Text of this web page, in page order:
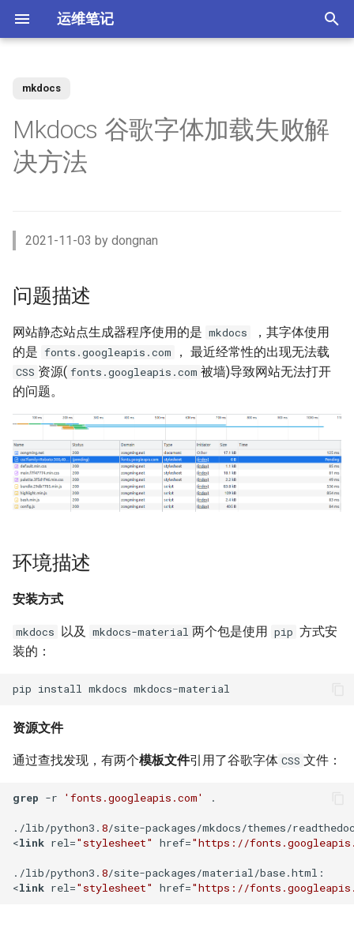
运维笔记
始
化
引
常用软件安装与配
使用 nrm 管理 npm 源
使用 Dify 开发AI应用
创建 AnythingLLM 个人知识
库
使用 DeepSeek-R1 模型写代
码
本地部署 DeepSeek-R1 模型
使用 Docker 部署 ActiveMQ
Docker 如何使用 Socks5 代
如何减少 golang 项目 docker
docker-compose 错误提示 无
法支持的版本
如何找到 Docker 中使用磁盘
最多的容器？
如何更改 Docker 网桥默认的
网段地址？
Docker镜像？
如何使用 Gunicorn 管理
Django 应用？
如何自定义 Django 镜像？
如何添加 php-imap扩展模
存？
如何自定义 Nodejs 镜像？
如何创建 Nodejs 容器？
Docker image 命令
配置 rsyslog 为 iptables 日志
单独写入日志文件
如何设置 ftp 被动模式的
Ansible 使用循环完成重复性
任务
Ansible synchronize 模块
Ansible template 模块
Ansible 文件&拷贝模块
Ansible Playbook 安装
Docker
Ansible 小试牛刀
架?
Nodejs 使用国内 NPM镜像站
Nodejs 包管理器 NPM
mpstat 命令
jar 命令
sed 命令
件
Kubernetes Ingress IP白名单
调度
Ingress 配置 SSL证书
Kubernetes 集群-更新证书
Kubernetes 集群-维护节点
Kubernetes 集群-添加节点
Kubernetes 集群-数据备份
Kubernetes 实战-暴露应用
Kubernetes 实战-资源限制
Kubernetes 实战-网络策略
Kubernetes 实战-SVC服务
Kubernetes 实战-机密数据
Kubernetes 实战-数据卷
Kubernetes 实战-PV与PVC
Kubernetes 之搭建NFS服务
环境描述
修改文件
重新编译
验证
修改Docker容器(可选)
项目结构
Dockerfile
参考
XenServer 7 配置MPIO多路
径
XenServer 配置NTP服务
XenServer 配置DNS服务
XenServer删除只有一台主机
的主机池
XenServer 虚拟机安装 guest-
tools
Windows Server 2012R2 配置
Hyper-V
XenServer PV模式导致程序
coredump
XenServer 虚拟机无法识别全
部CPU
统
XenServer 7.0
XenServer 设置虚拟机网络带
动
XenServer 图形方式安装Linux
upstream
Nginx 缓存服务器(番外)定制
Nginx client intended to send
Nginx 反向代理 Tomcat 错误
示例
Nginx 配置 WebSocket
使用
HTTP_X_FORWARDED_FOR
获取客户端IP地址
Nginx limit_rate 限速模块
Nginx 自定义日志
Nginx echo 模块
Nginx if与set指令
Nginx 与 X-Forwarded-For
Nginx 配置泛域名
NFS故障对Nginx服务器的影
Nginx 列出目录中文件
误
如何找到 Redis 中的较大的
发 ERROR 3105 (HY000) 错误
如何使用 Sysbench 对 Mysql
进行压力测试？
Mysql initialization 重新初始
化系统库
Mysql 存储过程
Postgresql使用 pg_dumpall
命令免密码导出数据
Postgresql 备份脚本
式
Mysql 从文本文件导入数据
常用 mongo 命令
MySQL Found invalid event in
binary log
盘空间？
Ubuntu 思维导图软件
Ubuntu系统sublime使用中文
Chrome 浏览器安装
SwitchyOmega插件
Ubuntu 安装 flash浏览器插件
Ubuntu 16.04 终端使用多标签
页
Ubuntu 安装 virtualbox 5.1
Ubuntu 16.04 LTS
Ubuntu 安装 xmind
Ubuntu 密码管理软件
导菜单
Ubuntu 查看内存硬件信息
Ubuntu 下载工具 uget
Ubuntu 提示boot分区空间不
使用场景
使用阿里云IPSEC-VPN 建立
如何设置 Cisco 交换机时间?
ping Time to live exceeded
TCP time wait bucket table
overflow
使用RIP协议实现桌面到容器
网络通信
NAT网关支持pptp穿透
Cisco 交换机网络设计方案示
例
Cisco 3560X 升级 License
Cisco Command rejected not
http 协议
Cisco 交换机不能配置trunk模
VRRP协议与防火墙
存
使用JenkinsFile构建golang项
构建的区别
Docker (DinD) 模式
如何解决 Jenkins 磁盘不足问
题？
Jenkins 配置 Nodejs 持续集
成
Jenkins 配置 Gogs webhook
插件
使用 jenkins 与 docker 完成
Jenkins 持续集成工具
Maven 入门
部署 Maven
Harbor 仓库自动复制镜像
Harbor Send email failed:501
用Harbor实现容器镜像仓库的
如何使用 Docker-Compose
部署 Zabbix 监控系统？
使用 Docker部署zabbix监控
使用 Docker部署 Zabbix
Zabbix web scenarios
Zabbix latest data 排错好帮手
Zabbix 监控 Mysql慢查询日
志
Zabbix 监控 Redis 与
Memcache
Zabbix 主机克隆
Zabbix 正则表达式
Zabbix 监控交换机带宽
Haproxy 使用Socat获得统计
数据
Mysql 主从状态监控脚本
Gogs？
如何撤销 Git 暂存文件？
如何解决 git merger 冲突？
箱？
Git 强制 push 远程分支
Git clone 指定的分支
Git 更改远程地址协议
Git reset 版本回退
Git 钩子
Git merge 合并分支
Git 版本升级
Git 配置代理
使用git完成程序上线流程
Git 分布式版本控制系统
git-shell 禁止git用户登陆系统
MooseFS 2.x Chunk维护模式
MooseFS 2.x 在线扩容
MooseFS 2.x 垃圾回收时间
MooseFS 2.x 常用命令
MooseFS 2.x 关闭及启动顺序
MooseFS 2.x 错误信息
MooseFS 2.x 分布式文件系统
部署手册
MegaSAS RAID卡管理程序
MegaCLI
固态磁盘检测工具
CentOS Ignoring disk sda
Sysbench IO基准测试
Rsync 删除海量文件测试
简单RAID磁盘阵列测试
Linux 系统下的磁盘工具
hdparm
存储空间
Windows Server Backup 备份
聚合
池
Windows Server 2012R2
iSCSI
Windows Server 2012R2
MPIO
Windows print 相关命令
Windows Server 2012R2 显示
网络图标
Windows 查看文件的隐藏属
性
Windows arp 命令
Windows Thin PC
Windows slmgr.vbs 命令
Windows 添加静态路由
Windows 2003 配置ASP环境
Windows systeminfo 命令
使用 Recuva 恢复误删除文件
Windows 配置 SNMP
Memcached UDP反射攻击漏
洞
如何隐藏 Tomcat 容器版本信
Tomcat安全漏洞CVE-2017-
Jenkins升级CVE-2017-
1000353
阿里云盾发现WebShell处理
MySQL安全漏洞 CCVE-2016-
6662
x-xss x-frame-options strict-
transport-security 保护
动态CDN保护网站与网站加速
Chrome 浏览器 Cookies 插件
Docker漏洞获取宿主机 root权
2016-3714
mkdocs
Mkdocs 谷歌字体加载失败解
决方法
2021-11-03 by dongnan
问题描述
网站静态站点生成器程序使用的是 mkdocs
，其字体使用
的是 fonts.googleapis.com ， 最近经常性的出现无法载
CSS 资源( fonts.googleapis.com 被墙)导致网站无法打开
的问题。
环境描述
安装方式
mkdocs 以及 mkdocs-material 两个包是使用 pip 方式安
装的：
资源文件
通过查找发现，有两个模板文件引用了谷歌字体 CSS 文件：
grep -r 'fonts.googleapis.com' .
./lib/python3. 8/site-packages/mkdocs/themes/
<link rel="stylesheet" href="https://
./lib/python3. 8/site-packages/material/
<link rel="stylesheet" href=